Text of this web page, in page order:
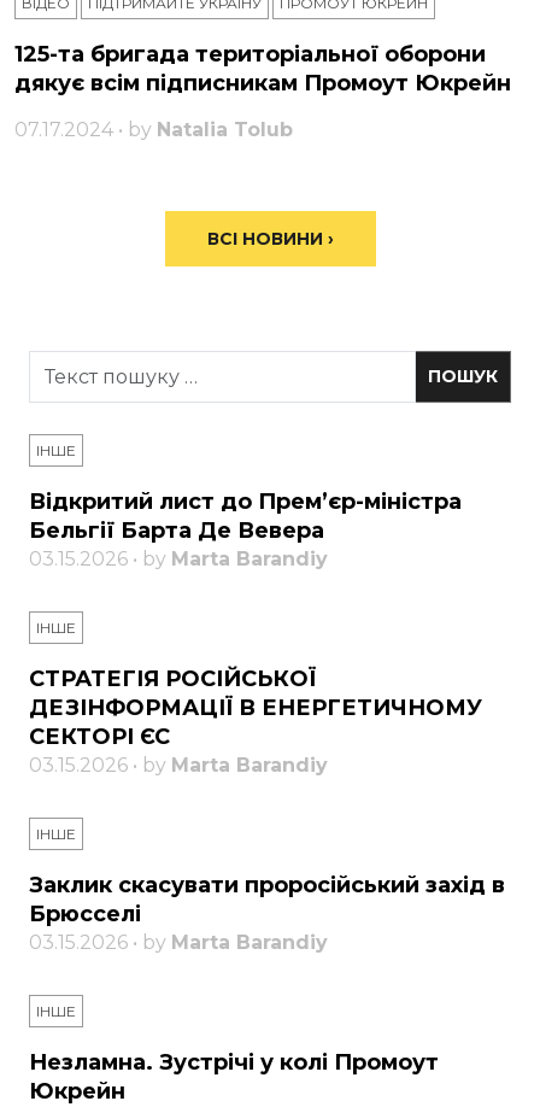
125-та бригада територіальної оборони
дякує всім підписникам Промоут Юкрейн
07.17.2024 • by Natalia Tolub
ВСІ НОВИНИ ›
ІНШЕ
Відкритий лист до Прем’єр-міністра
Бельгії Барта Де Вевера
03.15.2026 • by Marta Barandiy
ІНШЕ
СТРАТЕГІЯ РОСІЙСЬКОЇ
ДЕЗІНФОРМАЦІЇ В ЕНЕРГЕТИЧНОМУ
СЕКТОРІ ЄС
03.15.2026 • by Marta Barandiy
ІНШЕ
Заклик скасувати проросійський захід в
Брюсселі
03.15.2026 • by Marta Barandiy
ІНШЕ
Незламна. Зустрічі у колі Промоут
Юкрейн